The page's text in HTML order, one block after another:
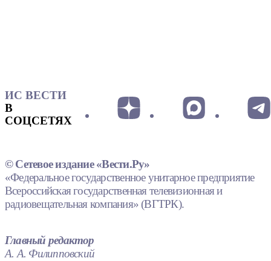
ИС ВЕСТИ
В
СОЦСЕТЯХ
© Сетевое издание «Вести.Ру»
«Федеральное государственное унитарное предприятие
Всероссийская государственная телевизионная и
радиовещательная компания» (ВГТРК).
Главный редактор
А. А. Филипповский